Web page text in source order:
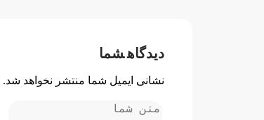
دیدگاهشما
نشانی ایمیل شما منتشر نخواهد شد.